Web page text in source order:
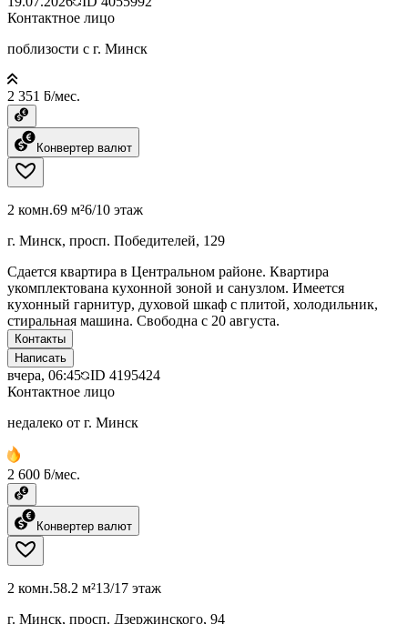
Контактное лицо
поблизости с г. Минск
2 351 ƃ/мес.
Конвертер валют
2 комн.69 м²6/10 этаж
г. Минск, просп. Победителей, 129
Сдается квартира в Центральном районе. Квартира
укомплектована кухонной зоной и санузлом. Имеется
кухонный гарнитур, духовой шкаф с плитой, холодильник,
стиральная машина. Свободна с 20 августа.
Контакты
Написать
вчера, 06:45 ID 4195424
Контактное лицо
недалеко от г. Минск
2 600 ƃ/мес.
Конвертер валют
2 комн.58.2 м²13/17 этаж
г. Минск, просп. Дзержинского, 94